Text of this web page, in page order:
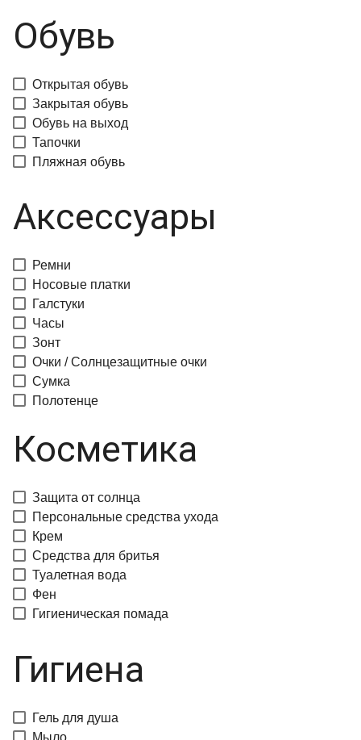
Обувь
Открытая обувь
Закрытая обувь
Обувь на выход
Тапочки
Пляжная обувь
Аксессуары
Ремни
Носовые платки
Галстуки
Часы
Зонт
Очки / Солнцезащитные очки
Сумка
Полотенце
Косметика
Защита от солнца
Персональные средства ухода
Крем
Средства для бритья
Туалетная вода
Фен
Гигиеническая помада
Гигиена
Гель для душа
Мыло